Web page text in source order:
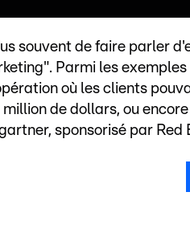
souvent de faire parler
Parmi les exemples
où les clients
de dollars, ou
sponsorisé par Red